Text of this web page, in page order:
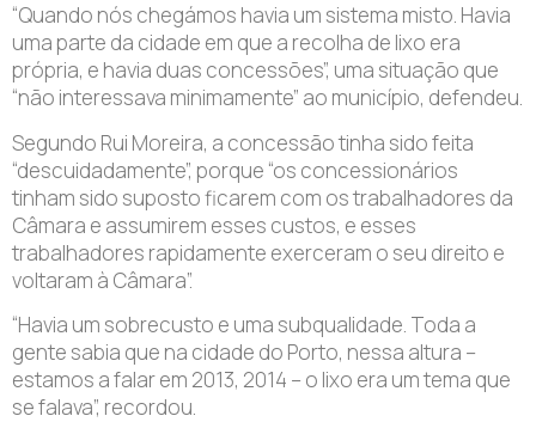
“Quando nós chegámos havia um sistema misto. Havia
uma parte da cidade em que a recolha de lixo era
própria, e havia duas concessões”, uma situação que
“não interessava minimamente” ao município, defendeu.
Segundo Rui Moreira, a concessão tinha sido feita
“descuidadamente”, porque “os concessionários
tinham sido suposto ficarem com os trabalhadores da
Câmara e assumirem esses custos, e esses
trabalhadores rapidamente exerceram o seu direito e
voltaram à Câmara”.
“Havia um sobrecusto e uma subqualidade. Toda a
gente sabia que na cidade do Porto, nessa altura –
estamos a falar em 2013, 2014 – o lixo era um tema que
se falava”, recordou.